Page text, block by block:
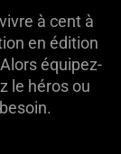
à cent à
en édition
équipez-
le héros ou